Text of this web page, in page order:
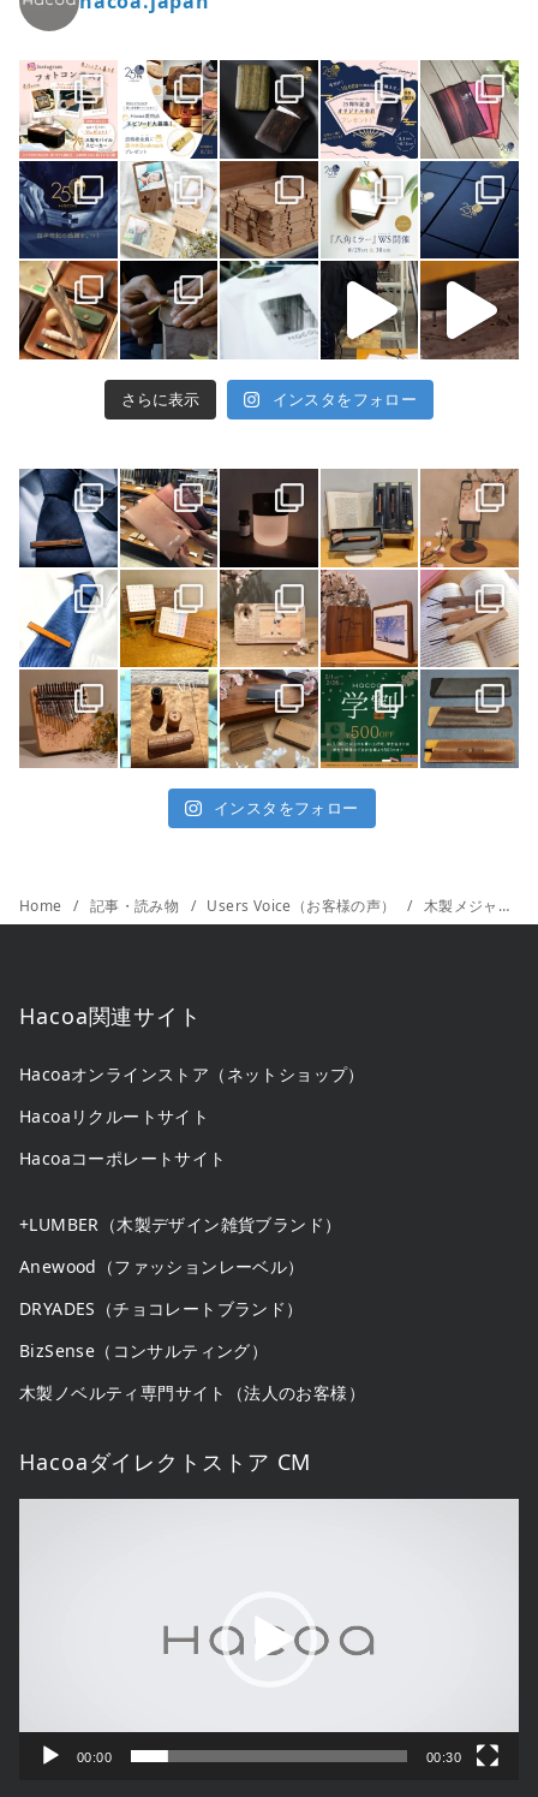
さらに表示 インスタをフォロー
インスタをフォロー
Home 記事・読み物 Users Voice（お客様の声） 木製メジャーが毎日使いたくなる。DIY好きに選ばれるおしゃれ工具体験談
Hacoa関連サイト
Hacoaオンラインストア（ネットショップ）
Hacoaリクルートサイト
Hacoaコーポレートサイト
+LUMBER（木製デザイン雑貨ブランド）
Anewood（ファッションレーベル）
DRYADES（チョコレートブランド）
BizSense（コンサルティング）
木製ノベルティ専門サイト（法人のお客様）
Hacoaダイレクトストア CM
00:00 00:30